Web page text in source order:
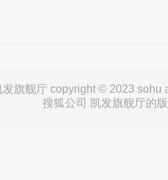
发旗舰厅 copyright © 2023 sohu
搜狐公司 凯发旗舰厅的